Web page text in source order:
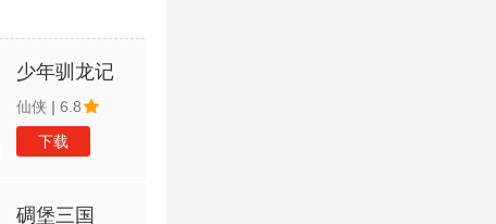
少年驯龙记
仙侠 | 6.8
下载
碉堡三国